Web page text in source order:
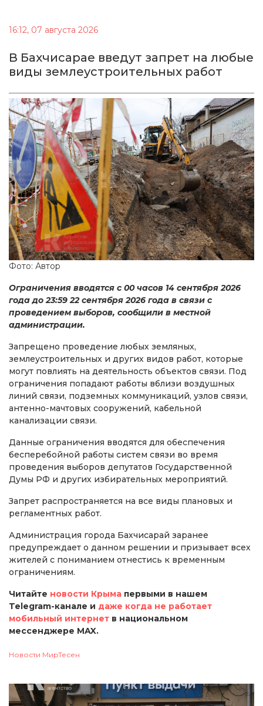
16:12, 07 августа 2026
В Бахчисарае введут запрет на любые
виды землеустроительных работ
Фото: Автор
Ограничения вводятся с 00 часов 14 сентября 2026
года до 23:59 22 сентября 2026 года в связи с
проведением выборов, сообщили в местной
администрации.
Запрещено проведение любых земляных,
землеустроительных и других видов работ, которые
могут повлиять на деятельность объектов связи. Под
ограничения попадают работы вблизи воздушных
линий связи, подземных коммуникаций, узлов связи,
антенно-мачтовых сооружений, кабельной
канализации связи.
Данные ограничения вводятся для обеспечения
бесперебойной работы систем связи во время
проведения выборов депутатов Государственной
Думы РФ и других избирательных мероприятий.
Запрет распространяется на все виды плановых и
регламентных работ.
Администрация города Бахчисарай заранее
предупреждает о данном решении и призывает всех
жителей с пониманием отнестись к временным
ограничениям.
Читайте новости Крыма первыми в нашем
Telegram-канале и даже когда не работает
мобильный интернет в национальном
мессенджере MAX.
Новости МирТесен